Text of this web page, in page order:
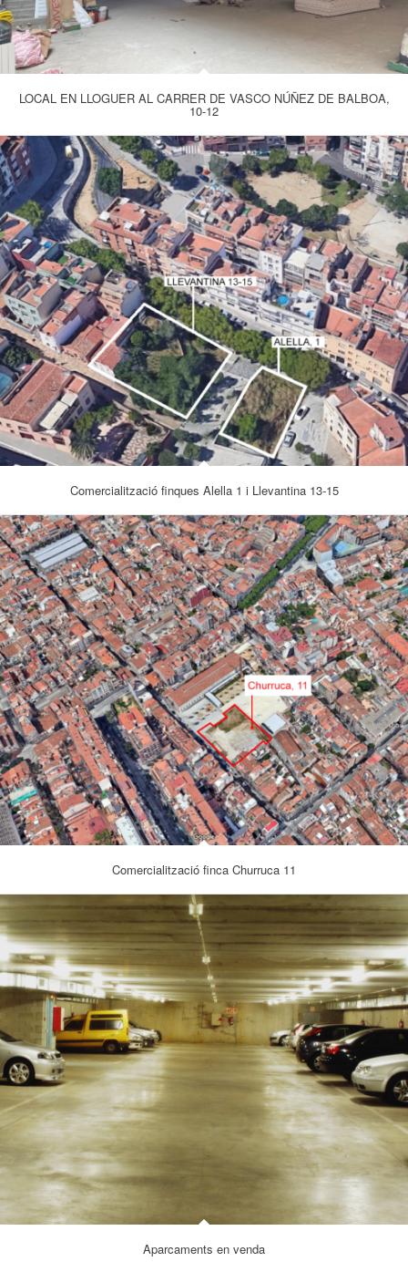
LOCAL EN LLOGUER AL CARRER DE VASCO NÚÑEZ DE BALBOA,
10-12
Comercialització finques Alella 1 i Llevantina 13-15
Comercialització finca Churruca 11
Aparcaments en venda